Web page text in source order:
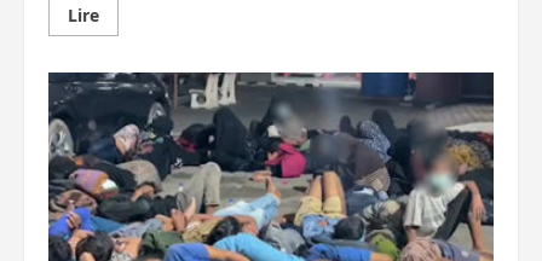
LireEn
savoir
Les
ministres
la
Défense
reconnaissent
que
le
problème
des
crimes